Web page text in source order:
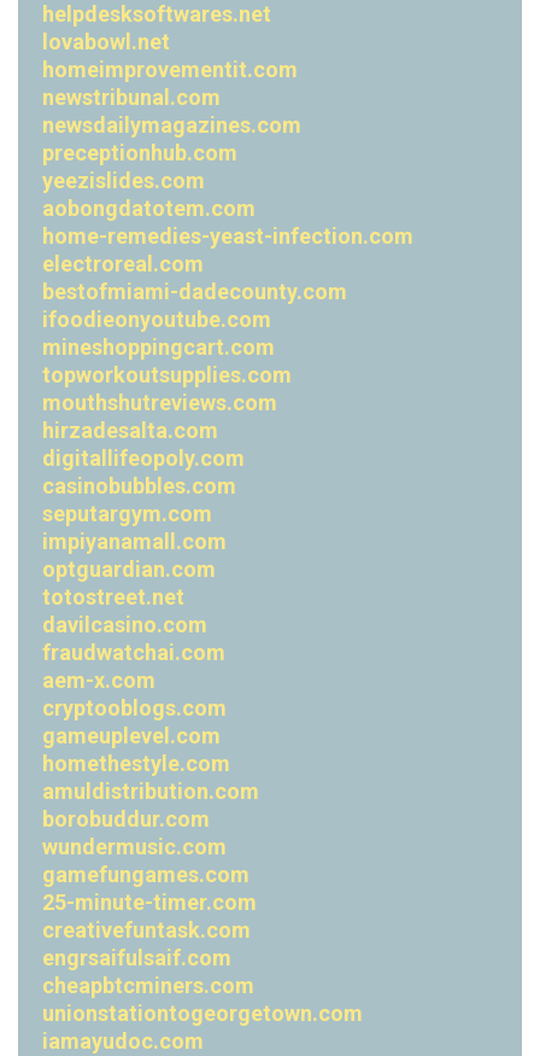
helpdesksoftwares.net
lovabowl.net
homeimprovementit.com
newstribunal.com
newsdailymagazines.com
preceptionhub.com
yeezislides.com
aobongdatotem.com
home-remedies-yeast-infection.com
electroreal.com
bestofmiami-dadecounty.com
ifoodieonyoutube.com
mineshoppingcart.com
topworkoutsupplies.com
mouthshutreviews.com
hirzadesalta.com
digitallifeopoly.com
casinobubbles.com
seputargym.com
impiyanamall.com
optguardian.com
totostreet.net
davilcasino.com
fraudwatchai.com
aem-x.com
cryptooblogs.com
gameuplevel.com
homethestyle.com
amuldistribution.com
borobuddur.com
wundermusic.com
gamefungames.com
25-minute-timer.com
creativefuntask.com
engrsaifulsaif.com
cheapbtcminers.com
unionstationtogeorgetown.com
iamayudoc.com